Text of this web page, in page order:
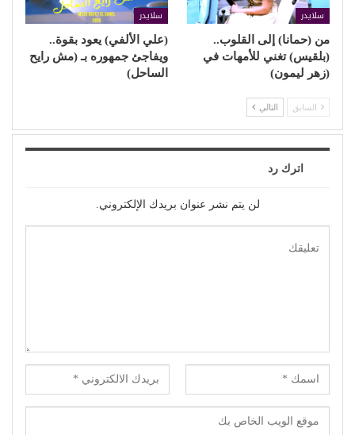
سلايدر
من (حمانا) إلى القلوب..
(بلقيس) تغني للأمهات في
(زهر ليمون)
سلايدر
(علي الألفي) يعود بقوة..
ويفاجئ جمهوره بـ (مش رايح
الساحل)
السابق التالي
اترك رد
لن يتم نشر عنوان بريدك الإلكتروني.